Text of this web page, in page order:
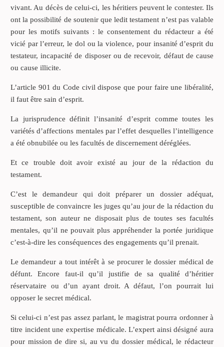
vivant. Au décès de celui-ci, les héritiers peuvent le contester. Ils
ont la possibilité de soutenir que ledit testament n’est pas valable
pour les motifs suivants : le consentement du rédacteur a été
vicié par l’erreur, le dol ou la violence, pour insanité d’esprit du
testateur, incapacité de disposer ou de recevoir, défaut de cause
ou cause illicite.
L’article 901 du Code civil dispose que pour faire une libéralité,
il faut être sain d’esprit.
La jurisprudence définit l’insanité d’esprit comme toutes les
variétés d’affections mentales par l’effet desquelles l’intelligence
a été obnubilée ou les facultés de discernement déréglées.
Et ce trouble doit avoir existé au jour de la rédaction du
testament.
C’est le demandeur qui doit préparer un dossier adéquat,
susceptible de convaincre les juges qu’au jour de la rédaction du
testament, son auteur ne disposait plus de toutes ses facultés
mentales, qu’il ne pouvait plus appréhender la portée juridique
c’est-à-dire les conséquences des engagements qu’il prenait.
Le demandeur a tout intérêt à se procurer le dossier médical de
défunt. Encore faut-il qu’il justifie de sa qualité d’héritier
réservataire ou d’un ayant droit. A défaut, l’on pourrait lui
opposer le secret médical.
Si celui-ci n’est pas assez parlant, le magistrat pourra ordonner à
titre incident une expertise médicale. L’expert ainsi désigné aura
pour mission de dire si, au vu du dossier médical, le rédacteur